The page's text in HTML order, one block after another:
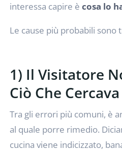
interessa capire ècosa lo
Le cause più probabili sono
1) Il Visitatore
Ciò Che Cercava
Tra gli errori più comuni, è
al quale porre rimedio.
cucina viene indicizzato,